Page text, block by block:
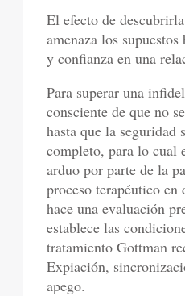
El efecto de
amenaza los
y confianza en una
Para superar una
consciente de que no
hasta que la seguridad
completo, para lo cual
arduo por parte de la
proceso terapéutico
hace una evaluación
establece las
tratamiento Gottman
Expiación,
apego.